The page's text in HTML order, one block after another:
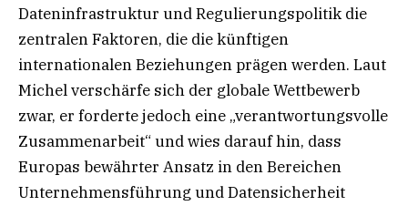
Dateninfrastruktur und Regulierungspolitik die
zentralen Faktoren, die die künftigen
internationalen Beziehungen prägen werden. Laut
Michel verschärfe sich der globale Wettbewerb
zwar, er forderte jedoch eine „verantwortungsvolle
Zusammenarbeit“ und wies darauf hin, dass
Europas bewährter Ansatz in den Bereichen
Unternehmensführung und Datensicherheit